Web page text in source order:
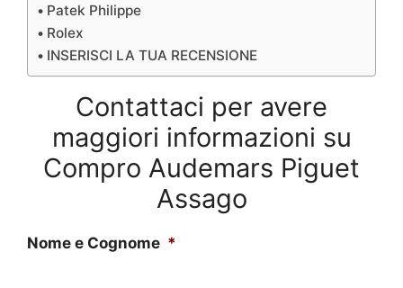
Patek Philippe
Rolex
INSERISCI LA TUA RECENSIONE
Contattaci per avere
maggiori informazioni su
Compro Audemars Piguet
Assago
Nome e Cognome *